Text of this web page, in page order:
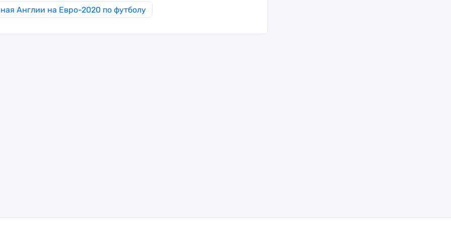
Англии на Евро-2020 по футболу